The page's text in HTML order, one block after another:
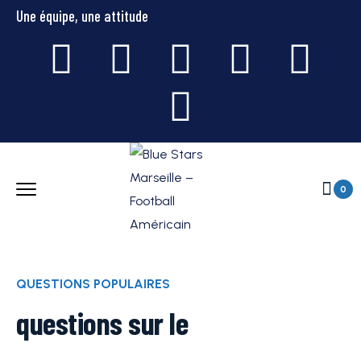
Une équipe, une attitude
0
QUESTIONS POPULAIRES
questions sur le